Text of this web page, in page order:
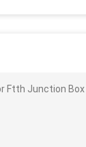
Ftth Junction